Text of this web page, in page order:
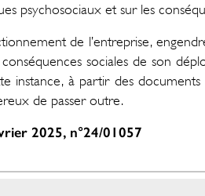
psychosociaux et sur les
de l’entreprise,
sociales de son
instance, à partir des
de passer outre.
2025, n°24/01057